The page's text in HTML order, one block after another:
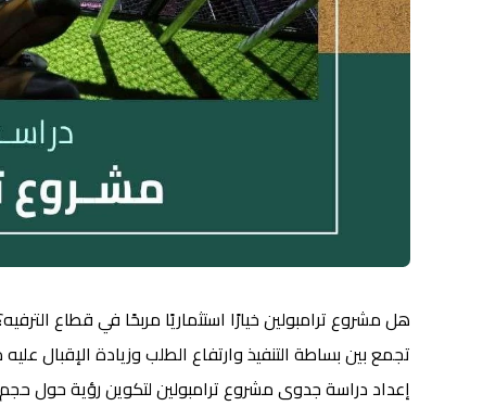
هل مشروع ترامبولين خيارًا استثماريًا مربحًا في قطاع
تجمع بين بساطة التنفيذ وارتفاع الطلب وزيادة الإقبال
إعداد دراسة جدوى مشروع ترامبولين لتكوين رؤية حول حجم